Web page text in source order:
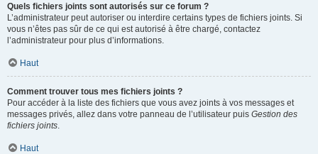
Quels fichiers joints sont autorisés sur ce forum ?
L’administrateur peut autoriser ou interdire certains types de fichiers joints. Si
vous n’êtes pas sûr de ce qui est autorisé à être chargé, contactez
l’administrateur pour plus d’informations.
Haut
Comment trouver tous mes fichiers joints ?
Pour accéder à la liste des fichiers que vous avez joints à vos messages et
messages privés, allez dans votre panneau de l’utilisateur puis Gestion des
fichiers joints
Haut